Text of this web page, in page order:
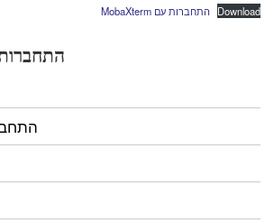
MobaXterm התחברות עם Download